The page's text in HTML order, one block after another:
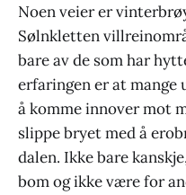
Noen veier er
Sølnkletten
bare av de som har
erfaringen er at
å komme innover mot
slippe bryet med å
dalen. Ikke bare
bom og ikke være for